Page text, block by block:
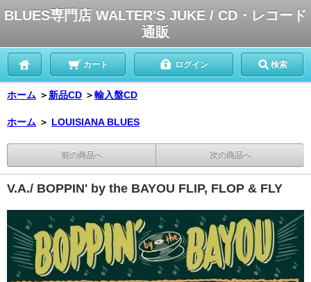
BLUES専門店 WALTER'S JUKE / CD・レコード
通販
カート ログイン 検索
ホーム ＞ 新品CD ＞輸入盤CD
ホーム ＞ LOUISIANA BLUES
前の商品へ 次の商品へ
V.A./ BOPPIN' by the BAYOU FLIP, FLOP & FLY